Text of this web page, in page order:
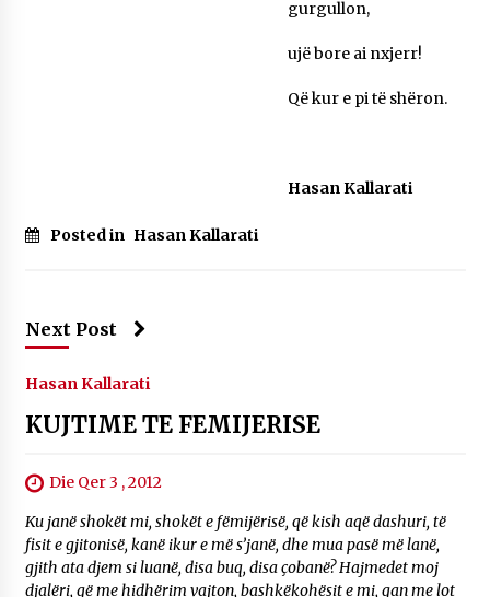
gurgullon,
ujë bore ai nxjerr!
Që kur e pi të shëron.
Hasan Kallarati
Posted in Hasan Kallarati
Next Post
Hasan Kallarati
KUJTIME TE FEMIJERISE
Die Qer 3 , 2012
Ku janë shokët mi, shokët e fëmijërisë, që kish aqë dashuri, të
fisit e gjitonisë, kanë ikur e më s’janë, dhe mua pasë më lanë,
gjith ata djem si luanë, disa buq, disa çobanë? Hajmedet moj
djalëri, që me hidhërim vajton, bashkëkohësit e mi, qan me lot